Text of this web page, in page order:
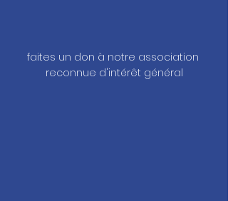
faites un don à notre association
reconnue d'intérêt général